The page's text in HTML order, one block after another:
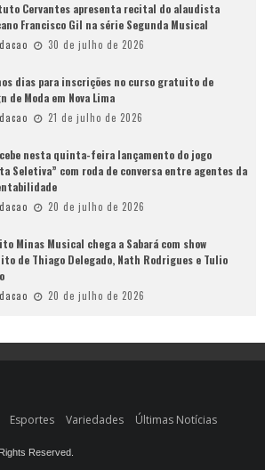
Cervantes apresenta recital do alaudista
Francisco Gil na série Segunda Musical
30 de julho de 2026
dias para inscrições no curso gratuito de
de Moda em Nova Lima
21 de julho de 2026
nesta quinta-feira lançamento do jogo
Seletiva” com roda de conversa entre agentes da
20 de julho de 2026
Minas Musical chega a Sabará com show
de Thiago Delegado, Nath Rodrigues e Tulio
20 de julho de 2026
Esportes Variedades Últimas Notícias
Reserved.